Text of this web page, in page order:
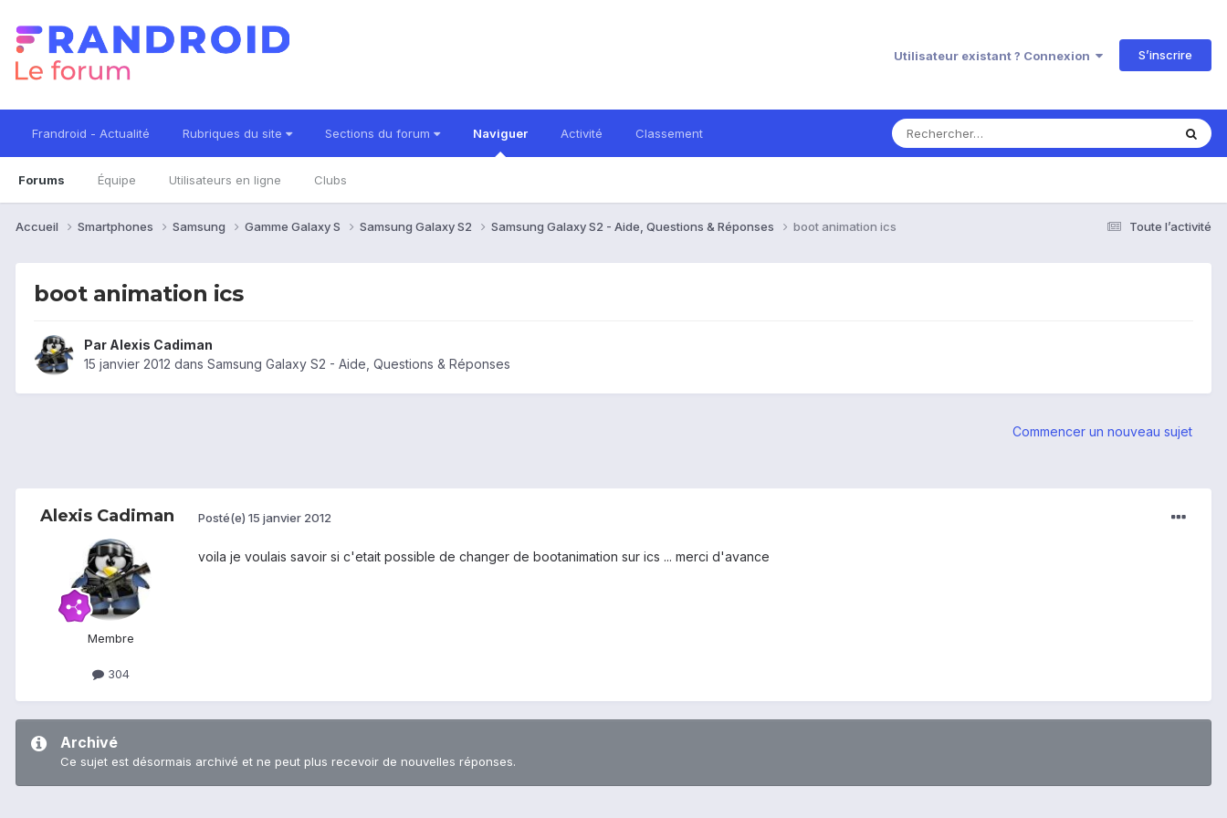
Utilisateur existant ? Connexion S’inscrire
Frandroid - Actualité Rubriques du site Sections du forum Naviguer
Forums Équipe Utilisateurs en ligne Clubs
Activité Classement
Toute l’activité
Accueil Smartphones Samsung Gamme Galaxy S Samsung Galaxy S2 Samsung Galaxy S2 - Aide, Questions & Réponses boot animation ics
boot animation ics
Par Alexis Cadiman
15 janvier 2012 dans Samsung Galaxy S2 - Aide, Questions & Réponses
Commencer un nouveau sujet
Alexis Cadiman
Membre
304
Posté(e) 15 janvier 2012
voila je voulais savoir si c'etait possible de changer de bootanimation sur ics ... merci d'avance
Archivé
Ce sujet est désormais archivé et ne peut plus recevoir de nouvelles réponses.